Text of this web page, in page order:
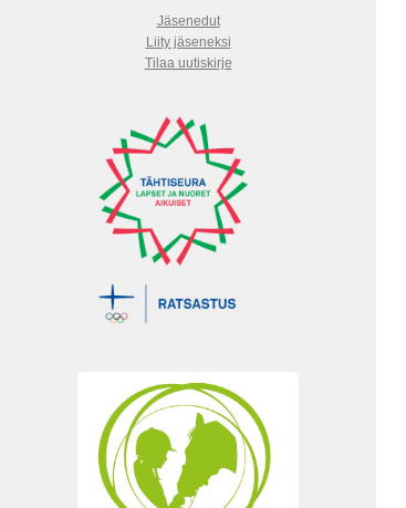
Jäsenedut
Liity jäseneksi
Tilaa uutiskirje